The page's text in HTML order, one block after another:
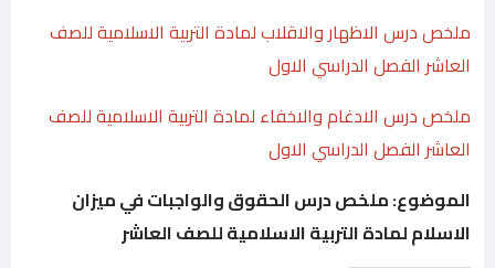
ملخص درس الاظهار والاقلاب لمادة التربية الاسلامية للصف
العاشر الفصل الدراسي الاول
ملخص درس الادغام والاخفاء لمادة التربية الاسلامية للصف
العاشر الفصل الدراسي الاول
الموضوع: ملخص درس الحقوق والواجبات في ميزان
الاسلام لمادة التربية الاسلامية للصف العاشر